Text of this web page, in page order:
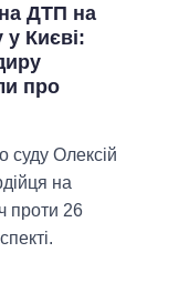
ДТП на
у Києві:
про
суду Олексій
на
проти 26